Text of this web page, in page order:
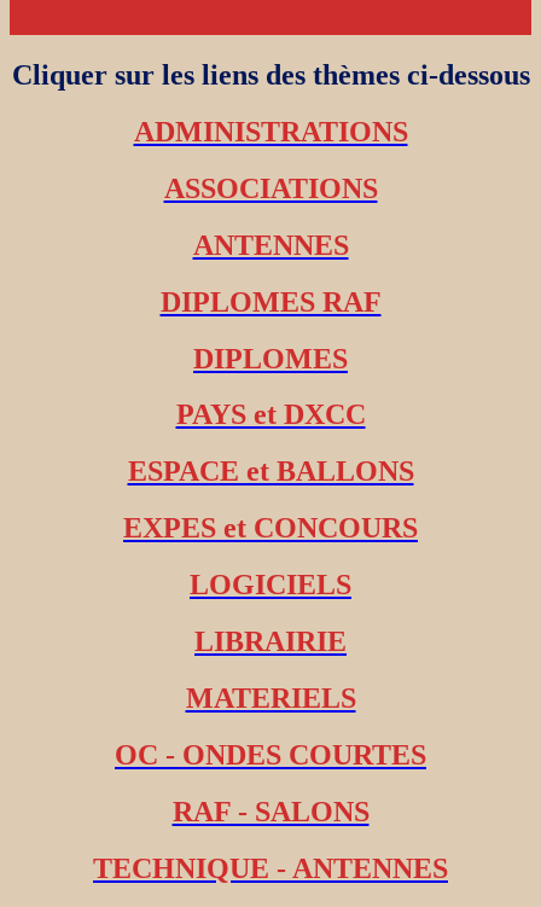
Cliquer sur les liens des thèmes ci-dessous
ADMINISTRATIONS
ASSOCIATIONS
ANTENNES
DIPLOMES RAF
DIPLOMES
PAYS et DXCC
ESPACE et BALLONS
EXPES et CONCOURS
LOGICIELS
LIBRAIRIE
MATERIELS
OC - ONDES COURTES
RAF - SALONS
TECHNIQUE - ANTENNES